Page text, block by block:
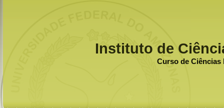
Instituto de
Curso de Ciências